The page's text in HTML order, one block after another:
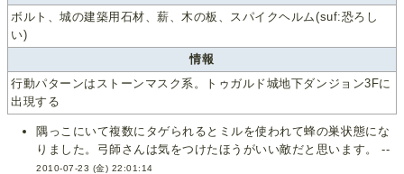
ボルト、城の建築用石材、薪、木の板、スパイクヘルム(suf:恐ろし
い)
情報
行動パターンはストーンマスク系。トゥガルド城地下ダンジョン3Fに
出現する
隅っこにいて複数にタゲられるとミルを使われて蜂の巣状態にな
りました。弓師さんは気をつけたほうがいい敵だと思います。 --
2010-07-23 (金) 22:01:14